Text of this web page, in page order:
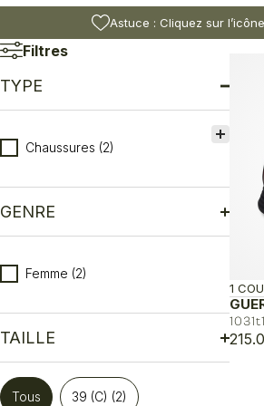
Astuce : Cliquez sur
Filtres
TYPE
Type
Chaussures (2)
GENRE
Genre
Femme (2)
TAILLE
Taille
Tous 39 (C) (2)
1